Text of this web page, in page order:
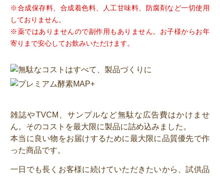
※合成保存料、合成着色料、人工甘味料、防腐剤など一切使用
しておりません。
※薬ではありませんので副作用もありません。お子様からお年
寄りまで安心してお飲みいただけます。
雑誌やTVCM、サンプルなど無駄な広告費はかけませ
ん。そのコストを最大限に製品に詰め込みました。
本当に良い物をお届けするために最大限に品質優先で作
った商品です。
一日でも長くお客様に続けていただきたいから、試供品